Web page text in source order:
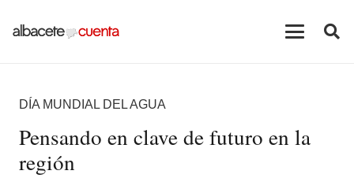
DÍA MUNDIAL DEL AGUA
Pensando en clave de futuro en la
región